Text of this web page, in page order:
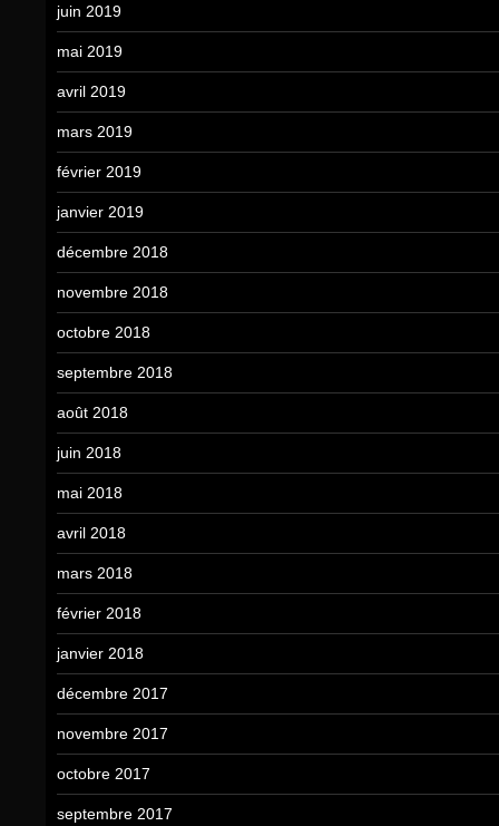
juin 2019
mai 2019
avril 2019
mars 2019
février 2019
janvier 2019
décembre 2018
novembre 2018
octobre 2018
septembre 2018
août 2018
juin 2018
mai 2018
avril 2018
mars 2018
février 2018
janvier 2018
décembre 2017
novembre 2017
octobre 2017
septembre 2017